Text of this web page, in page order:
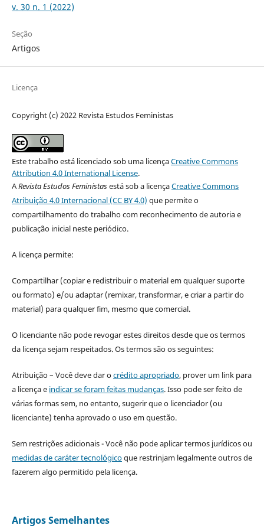
v. 30 n. 1 (2022)
Seção
Artigos
Licença
Copyright (c) 2022 Revista Estudos Feministas
Este trabalho está licenciado sob uma licençaCreative Commons
Attribution 4.0 International License.
ARevista Estudos Feministasestá sob a licençaCreative Commons
Atribuição 4.0 Internacional (CC BY 4.0) que permite o
compartilhamento do trabalho com reconhecimento de autoria e
publicação inicial neste periódico.
A licença permite:
Compartilhar (copiar e redistribuir o material em qualquer suporte
ou formato) e/ou adaptar (remixar, transformar, e criar a partir do
material) para qualquer fim, mesmo que comercial.
O licenciante não pode revogar estes direitos desde que os termos
da licença sejam respeitados. Os termos são os seguintes:
Atribuição – Você deve dar ocrédito apropriado, prover um link para
a licença e indicar se foram feitas mudanças. Isso pode ser feito de
várias formas sem, no entanto, sugerir que o licenciador (ou
licenciante) tenha aprovado o uso em questão.
Sem restrições adicionais - Você não pode aplicar termos jurídicos ou
medidas de caráter tecnológicoque restrinjam legalmente outros de
fazerem algo permitido pela licença.
Artigos Semelhantes